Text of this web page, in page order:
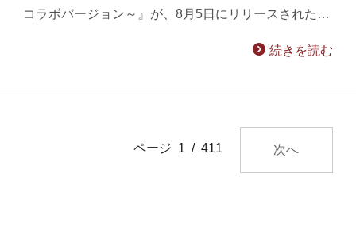
コラボバージョン～』が、8月5日にリリースされた…
続きを読む
ページ 1 / 411 次へ